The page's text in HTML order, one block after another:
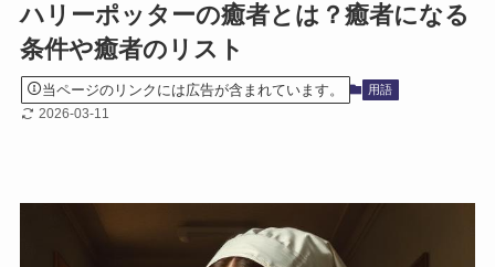
ハリーポッターの癒者とは？癒者になる
条件や癒者のリスト
当ページのリンクには広告が含まれています。 用語
2026-03-11